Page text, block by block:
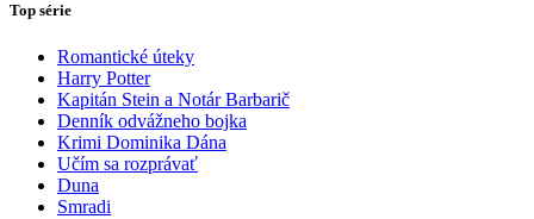
Top série
Romantické úteky
Harry Potter
Kapitán Stein a Notár Barbarič
Denník odvážneho bojka
Krimi Dominika Dána
Učím sa rozprávať
Duna
Smradi